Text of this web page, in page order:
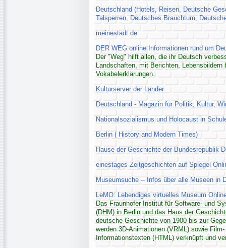
Deutschland (Hotels, Reisen, Deutsche
Talsperren, Deutsches Brauchtum,
meinestadt.de
DER WEG online Informationen rund um
Der "Weg" hilft allen, die ihr Deutsch
Landschaften, mit Berichten,
Vokabelerklärungen.
Kulturserver der Länder
Deutschland - Magazin für Politik, Kultur,
Nationalsozialismus und Holocaust in
Berlin ( History and Modern Times)
Hause der Geschichte der Bundesrepublik
einestages Zeitgeschichten auf Spiegel
Museumsuche -- Infos über alle Museen in
LeMO: Lebendiges virtuelles Museum
Das Fraunhofer Institut für Software- und
(DHM) in Berlin und das Haus der
deutsche Geschichte von 1900 bis zur
werden 3D-Animationen (VRML) sowie
Informationstexten (HTML) verknüpft und